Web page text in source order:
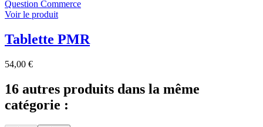
Voir le produit
Tablette PMR
54,00 €
16 autres produits dans la même
catégorie :